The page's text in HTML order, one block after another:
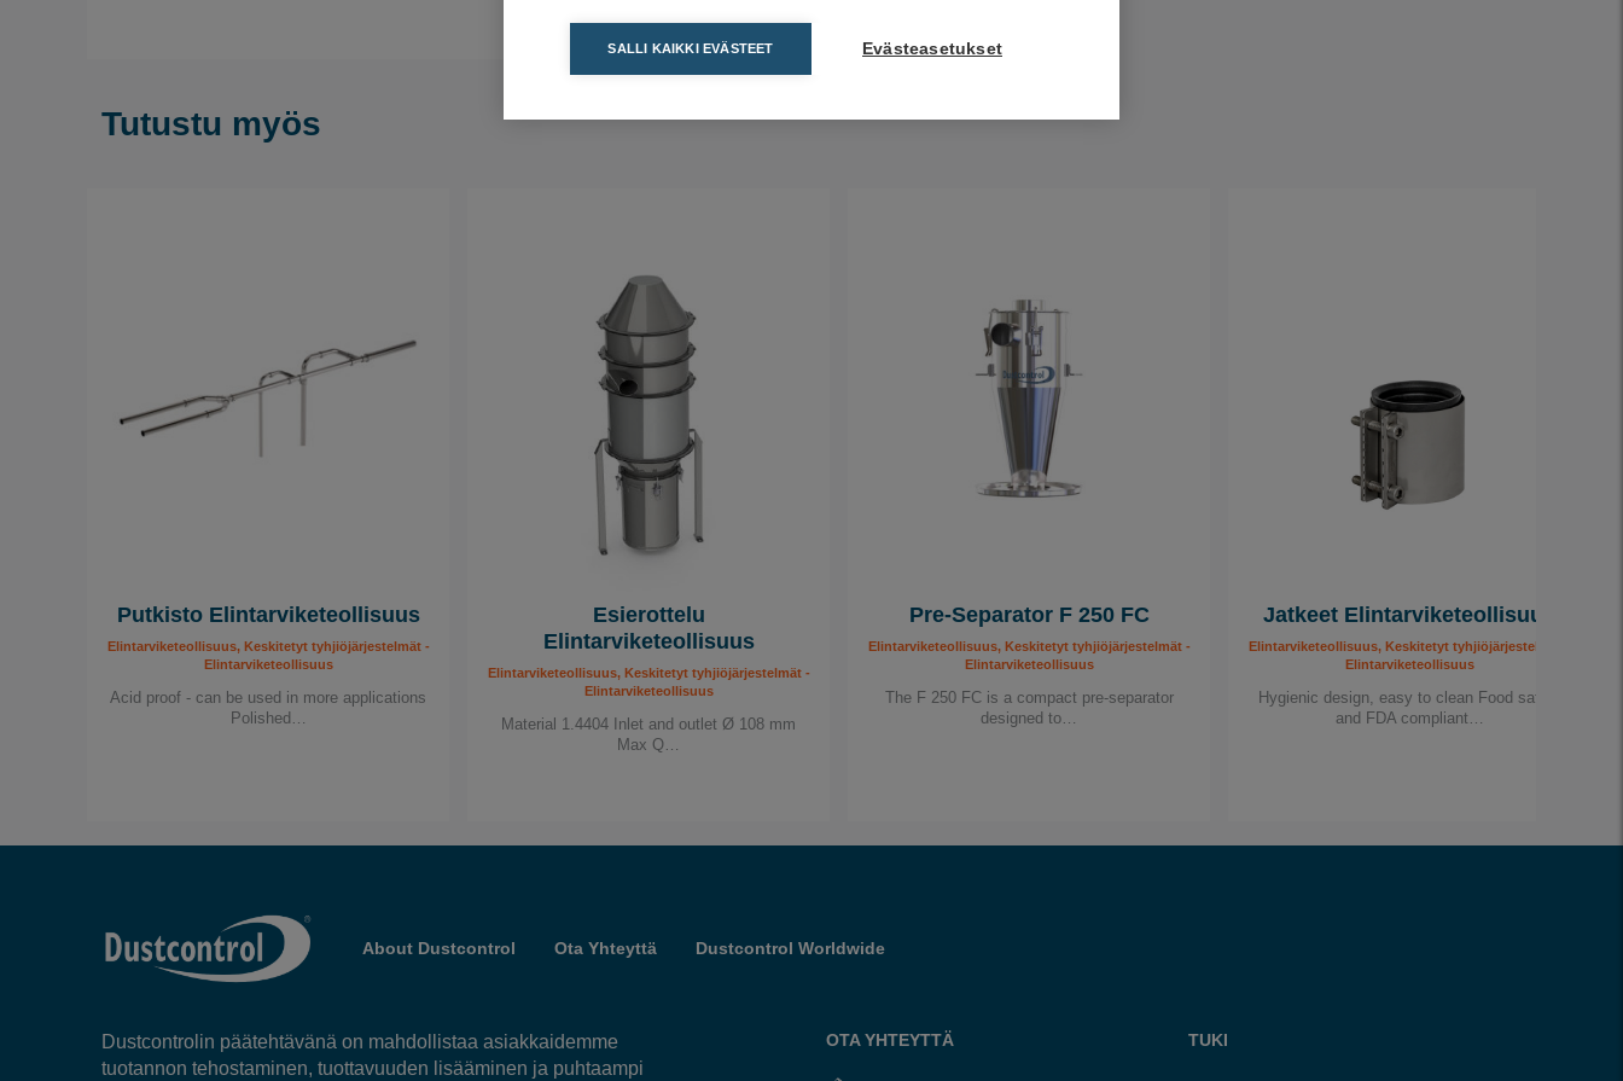
Tutustu myös
Putkisto Elintarviketeollisuus
Elintarviketeollisuus, Keskitetyt tyhjiöjärjestelmät -
Elintarviketeollisuus
Acid proof - can be used in more applications
Polished…
Esierottelu
Elintarviketeollisuus
Elintarviketeollisuus, Keskitetyt tyhjiöjärjestelmät -
Elintarviketeollisuus
Material 1.4404 Inlet and outlet Ø 108 mm
Max Q…
Pre-Separator F 250 FC
Elintarviketeollisuus, Keskitetyt tyhjiöjärjestelmät -
Elintarviketeollisuus
The F 250 FC is a compact pre-separator
designed to…
Jatkeet Elintarviketeollisuus
Elintarviketeollisuus, Keskitetyt tyhjiöjärjestelmät -
Elintarviketeollisuus
Hygienic design, easy to clean Food safety
and FDA compliant…
About Dustcontrol Ota Yhteyttä Dustcontrol Worldwide
Dustcontrolin päätehtävänä on mahdollistaa asiakkaidemme
tuotannon tehostaminen, tuottavuuden lisääminen ja puhtaampi
OTA YHTEYTTÄ TUKI
SALLI KAIKKI EVÄSTEET Evästeasetukset